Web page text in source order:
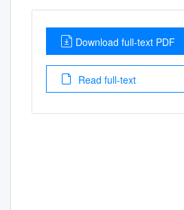
Download full-text PDF
Read full-text